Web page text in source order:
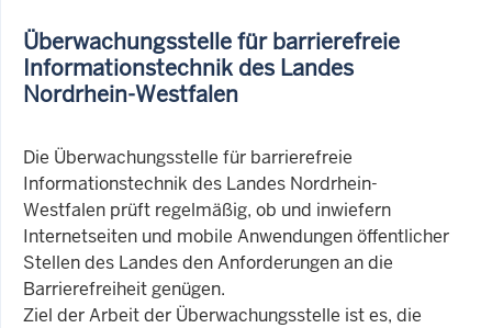
Überwachungsstelle für barrierefreie
Informationstechnik des Landes
Nordrhein-Westfalen
Die Überwachungsstelle für barrierefreie
Informationstechnik des Landes Nordrhein-
Westfalen prüft regelmäßig, ob und inwiefern
Internetseiten und mobile Anwendungen öffentlicher
Stellen des Landes den Anforderungen an die
Barrierefreiheit genügen.
Ziel der Arbeit der Überwachungsstelle ist es, die